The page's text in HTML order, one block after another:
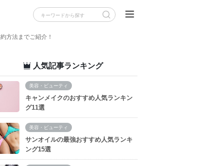
方法までご紹介！
人気記事ランキング
美容・ビューティ
キャンメイクのおすすめ人気ランキン
グ11選
美容・ビューティ
サンオイルの最強おすすめ人気ランキ
ング15選